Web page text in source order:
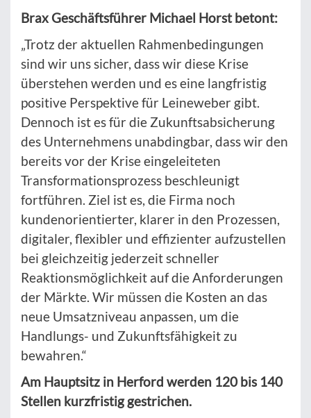
Brax Geschäftsführer Michael Horst betont:
„Trotz der aktuellen Rahmenbedingungen
sind wir uns sicher, dass wir diese Krise
überstehen werden und es eine langfristig
positive Perspektive für Leineweber gibt.
Dennoch ist es für die Zukunftsabsicherung
des Unternehmens unabdingbar, dass wir den
bereits vor der Krise eingeleiteten
Transformationsprozess beschleunigt
fortführen. Ziel ist es, die Firma noch
kundenorientierter, klarer in den Prozessen,
digitaler, flexibler und effizienter aufzustellen
bei gleichzeitig jederzeit schneller
Reaktionsmöglichkeit auf die Anforderungen
der Märkte. Wir müssen die Kosten an das
neue Umsatzniveau anpassen, um die
Handlungs- und Zukunftsfähigkeit zu
bewahren.“
Am Hauptsitz in Herford werden 120 bis 140
Stellen kurzfristiggestrichen.